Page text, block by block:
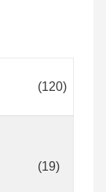
(120)
(19)